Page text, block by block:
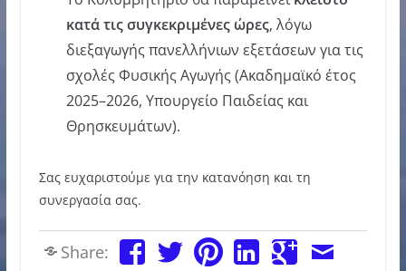
κατά τις συγκεκριμένες ώρες, λόγω
διεξαγωγής πανελλήνιων εξετάσεων για τις
σχολές Φυσικής Αγωγής (Ακαδημαϊκό έτος
2025–2026, Υπουργείο Παιδείας και
Θρησκευμάτων).
Σας ευχαριστούμε για την κατανόηση και τη
συνεργασία σας.
Share: